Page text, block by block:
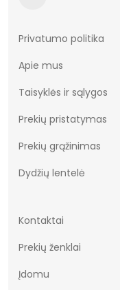
Privatumo politika
Apie mus
Taisyklės ir sąlygos
Prekių pristatymas
Prekių grąžinimas
Dydžių lentelė
Kontaktai
Prekių ženklai
Įdomu